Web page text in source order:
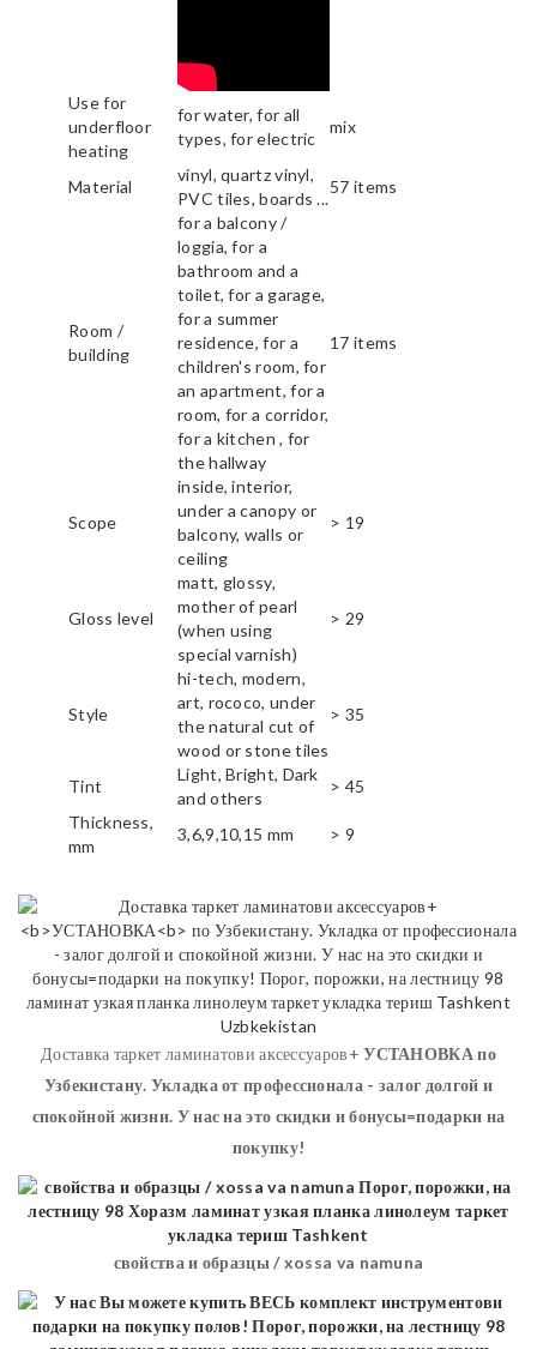
Use for
underfloor
heating
for water, for all
types, for electric
mix
Material
vinyl, quartz vinyl,
PVC tiles, boards ...
57 items
Room /
building
for a balcony /
loggia, for a
bathroom and a
toilet, for a garage,
for a summer
residence, for a
children's room, for
an apartment, for a
room, for a corridor,
for a kitchen , for
the hallway
17 items
Scope
inside, interior,
under a canopy or
balcony, walls or
ceiling
> 19
Gloss level
matt, glossy,
mother of pearl
(when using
special varnish)
> 29
Style
hi-tech, modern,
art, rococo, under
the natural cut of
wood or stone tiles
> 35
Tint
Light, Bright, Dark
and others
> 45
Thickness,
mm
3,6,9,10,15 mm > 9
Доставка таркет ламинатови аксессуаров+УСТАНОВКАпо
Узбекистану. Укладка от профессионала - залог долгой и
спокойной жизни. У нас на это скидки и бонусы=подарки на
покупку!
свойства и образцы / xossa va namuna